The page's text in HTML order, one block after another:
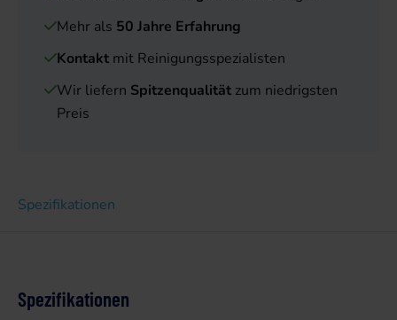
Mehr als 50 Jahre Erfahrung
Kontakt mit Reinigungsspezialisten
Wir liefern Spitzenqualität zum niedrigsten
Preis
Spezifikationen
Spezifikationen